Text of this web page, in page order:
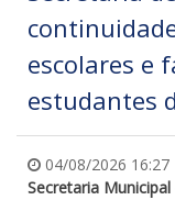
escolares e
estudantes
04/08/2026 16:27
Secretaria